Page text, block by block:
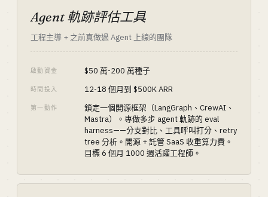
Agent 軌跡評估工具
工程主導 + 之前真做過 Agent 上線的團隊
啟動資金 $50 萬-200 萬種子
時間投入 12-18 個月到 $500K ARR
第一動作
鎖定一個開源框架（LangGraph、CrewAI、
Mastra）。專做多步 agent 軌跡的 eval
harness——分支對比、工具呼叫打分、retry
tree 分析。開源 + 託管 SaaS 收重算力費。
目標 6 個月 1000 週活躍工程師。